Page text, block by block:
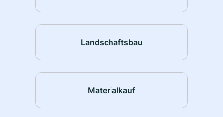
Landschaftsbau
Materialkauf